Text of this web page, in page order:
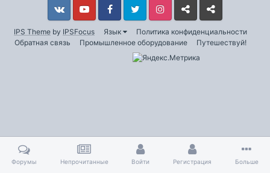
IPS Theme by IPSFocus Язык
Политика конфиденциальности
Обратная связь
Промышленное оборудование Путешествуй!
VkontakteYouTube FacebookTwitter InstagramLivejournalOdnoklassniki
Форумы Непрочитанные Войти Регистрация Больше